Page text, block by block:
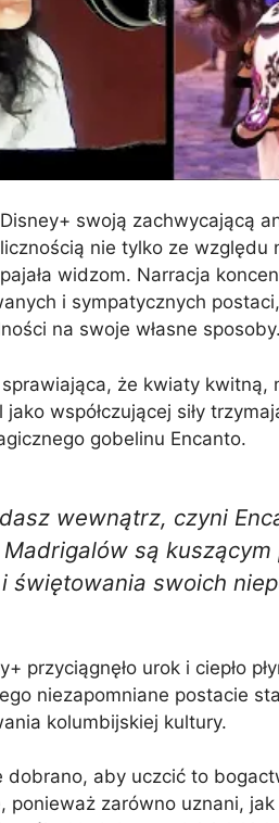
swoją zachwycającą
nie tylko ze
widzom. Narracja
i sympatycznych
na swoje własne
że kwiaty kwitną,
jako współczującej siły
gobelinu Encanto.
wewnątrz, czyni
są
świętowania swoich
przyciągnęło urok i ciepło
niezapomniane postacie
kolumbijskiej kultury.
dobrano, aby uczcić to
ponieważ zarówno uznani,